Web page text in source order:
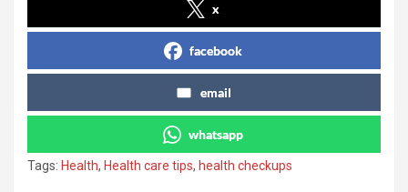
x
facebook
email
whatsapp
Tags: Health, Health care tips, health checkups